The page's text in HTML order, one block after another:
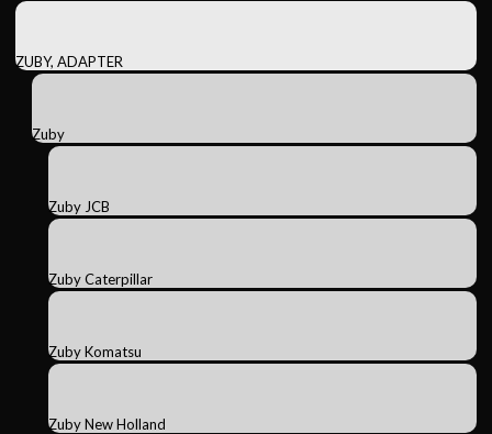
ZUBY, ADAPTER
Zuby
Zuby JCB
Zuby Caterpillar
Zuby Komatsu
Zuby New Holland